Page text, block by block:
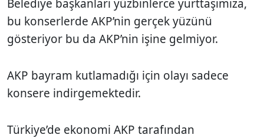
Belediye başkanları yüzbinlerce yurttaşımıza,
bu konserlerde AKP’nin gerçek yüzünü
gösteriyor bu da AKP’nin işine gelmiyor.
AKP bayram kutlamadığı için olayı sadece
konsere indirgemektedir.
Türkiye’de ekonomi AKP tarafından